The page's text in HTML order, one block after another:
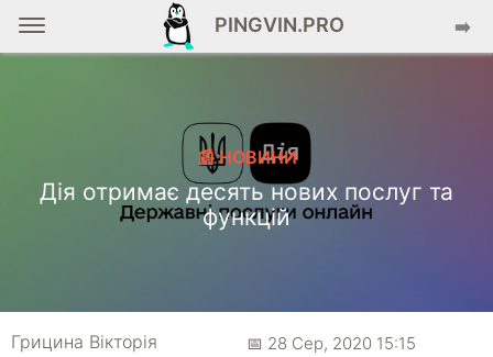
PINGVIN.PRO ➡️
📰 НОВИНИ
Дія отримає десять нових послуг та
функцій
Грицина Вікторія
📅 28 Сер, 2020 15:15